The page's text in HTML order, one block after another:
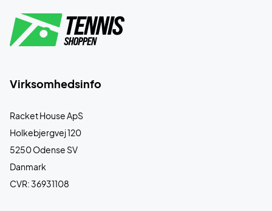
Virksomhedsinfo
Racket House ApS
Holkebjergvej 120
5250 Odense SV
Danmark
CVR: 36931108